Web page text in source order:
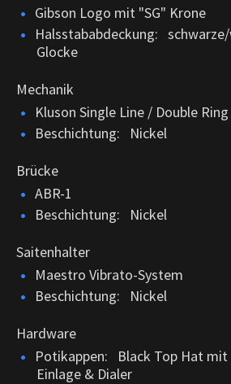
Gibson Logo mit "SG" Krone
Halsstababdeckung: schwarze/
Glocke
Mechanik
Kluson Single Line / Double Ring
Beschichtung: Nickel
Brücke
ABR-1
Beschichtung: Nickel
Saitenhalter
Maestro Vibrato-System
Beschichtung: Nickel
Hardware
Potikappen: Black Top Hat mit
Einlage & Dialer